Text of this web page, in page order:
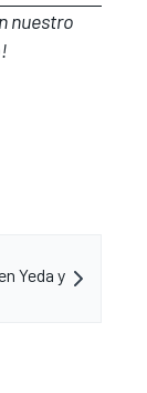
nuestro
Yeda y